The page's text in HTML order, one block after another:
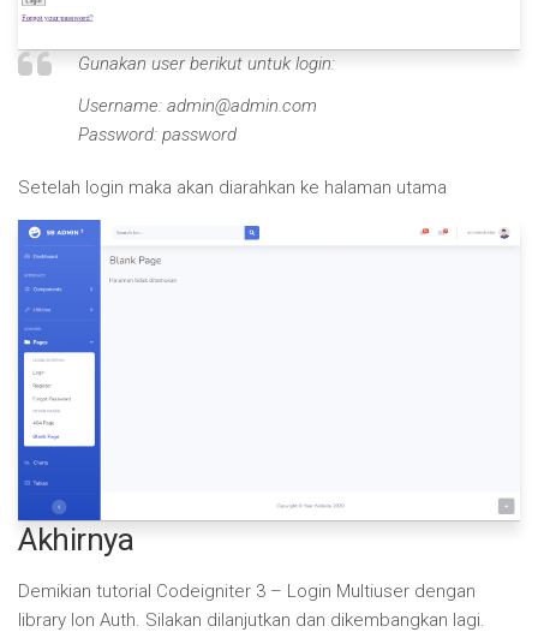
Gunakan user berikut untuk login:
Username: admin@admin.com
Password: password
Setelah login maka akan diarahkan ke halaman utama
Akhirnya
Demikian tutorial Codeigniter 3 – Login Multiuser dengan
library Ion Auth. Silakan dilanjutkan dan dikembangkan lagi.